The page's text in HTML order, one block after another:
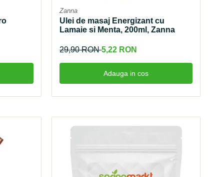
Zanna
Ulei de masaj Energizant cu
Lamaie si Menta, 200ml, Zanna
29,90 RON5,22 RON
Adauga in cos